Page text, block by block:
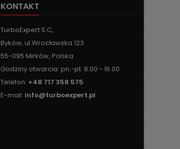
KONTAKT
TurboExpert S.C,
Byków, ul.Wrocławska 123
55-095 Mirków, Polska
Godziny otwarcia: pn.-pt. 8.00 - 16.00
Telefon: +48 717 358 575
E-mail: info@turboexpert.pl